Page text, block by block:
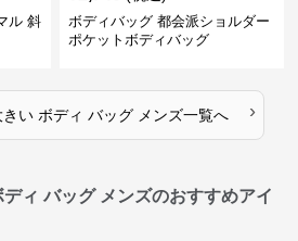
ル 斜
ボディバッグ 都会派ショルダー
ポケットボディバッグ
きい ボディ バッグ メンズ一覧へ ›
ィ バッグ メンズのおすすめアイ